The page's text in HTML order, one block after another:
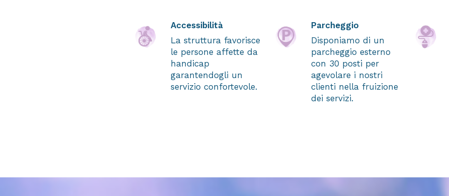
Accessibilità
La struttura favorisce
le persone affette da
handicap
garantendogli un
servizio confortevole.
Parcheggio
Disponiamo di un
parcheggio esterno
con 30 posti per
agevolare i nostri
clienti nella fruizione
dei servizi.